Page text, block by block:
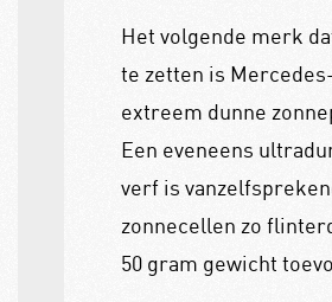
Het volgende merk
te zetten is
extreem dunne
Een eveneens
verf is
zonnecellen zo
50 gram gewicht